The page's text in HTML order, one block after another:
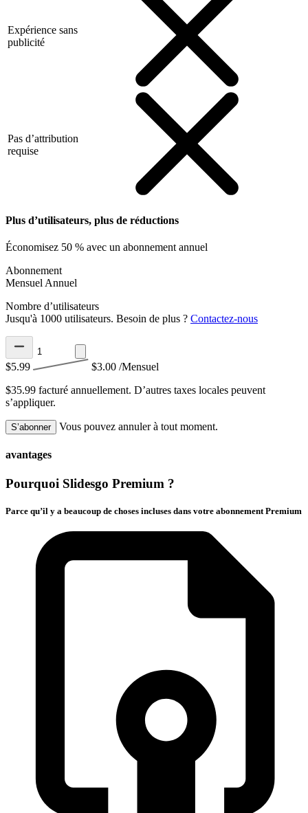
Expérience sans
publicité
Pas d’attribution
requise
Plus d’utilisateurs, plus de réductions
Économisez 50 % avec un abonnement annuel
Abonnement
Mensuel Annuel
Nombre d’utilisateurs
Jusqu'à 1000 utilisateurs. Besoin de plus ? Contactez-nous
$5.99 $3.00 /Mensuel
$35.99 facturé annuellement. D’autres taxes locales peuvent
s’appliquer.
S’abonner Vous pouvez annuler à tout moment.
avantages
Pourquoi Slidesgo Premium ?
Parce qu’il y a beaucoup de choses incluses dans votre abonnement Premium